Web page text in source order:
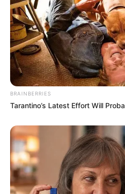
BRAINBERRIES
Tarantino’s Latest Effort Will